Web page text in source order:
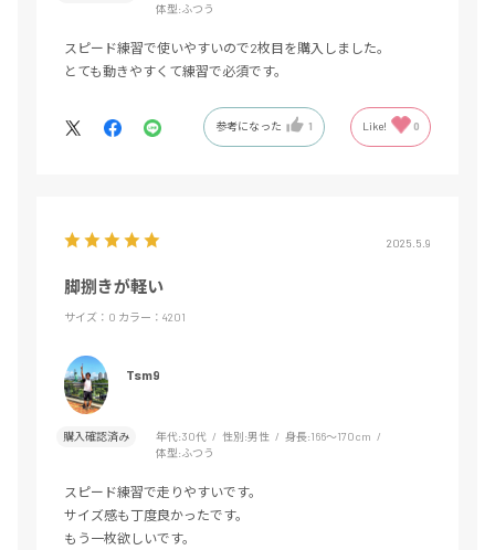
体型:ふつう
スピード練習で使いやすいので2枚目を購入しました。
とても動きやすくて練習で必須です。
参考になった 1 Like! 0
2025.5.9
脚捌きが軽い
サイズ：O カラー：4201
Tsm9
購入確認済み 年代:30代 性別:男性 身長:166～170cm
体型:ふつう
スピード練習で走りやすいです。
サイズ感も丁度良かったです。
もう一枚欲しいです。